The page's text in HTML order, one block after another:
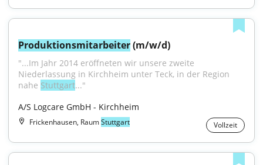
Produktionsmitarbeiter (m/w/d)
"...Im Jahr 2014 eröffneten wir unsere zweite
Niederlassung in Kirchheim unter Teck, in der Region
nahe Stuttgart..."
A/S Logcare GmbH - Kirchheim
Frickenhausen, RaumStuttgart Vollzeit